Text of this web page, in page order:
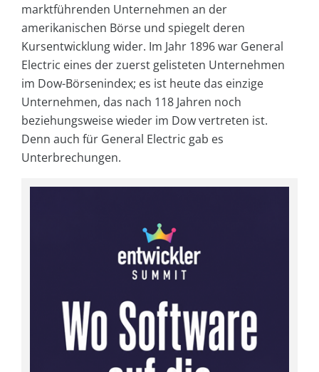
marktführenden Unternehmen an der
amerikanischen Börse und spiegelt deren
Kursentwicklung wider. Im Jahr 1896 war General
Electric eines der zuerst gelisteten Unternehmen
im Dow-Börsenindex; es ist heute das einzige
Unternehmen, das nach 118 Jahren noch
beziehungsweise wieder im Dow vertreten ist.
Denn auch für General Electric gab es
Unterbrechungen.